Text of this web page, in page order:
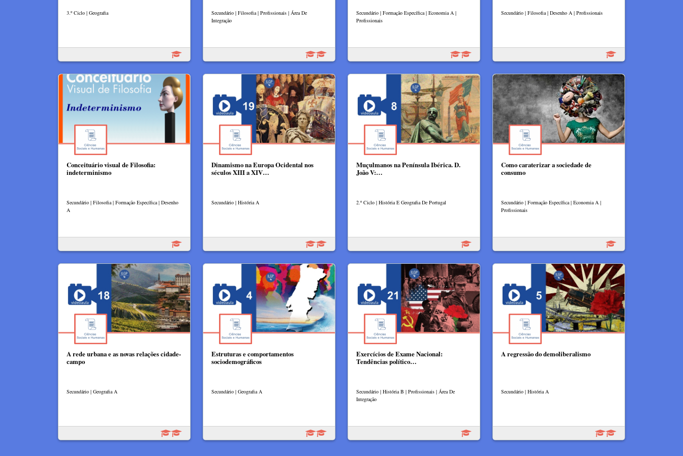
3.º Ciclo | Geografia
Secundário | Filosofia | Profissionais | Área De
Integração
Secundário | Formação Específica | Economia A |
Profissionais
Secundário | Filosofia | Desenho A | Profissionais
Conceituário visual de Filosofia:
indeterminismo
Secundário | Filosofia | Formação Específica | Desenho
A
Dinamismo na Europa Ocidental nos
séculos XIII a XIV…
Secundário | História A
Muçulmanos na Península Ibérica. D.
João V:…
2.º Ciclo | História E Geografia De Portugal
Como caraterizar a sociedade de
consumo
Secundário | Formação Específica | Economia A |
Profissionais
A rede urbana e as novas relações cidade-
campo
Secundário | Geografia A
Estruturas e comportamentos
sociodemográficos
Secundário | Geografia A
Exercícios de Exame Nacional:
Tendências político…
Secundário | História B | Profissionais | Área De
Integração
A regressão do demoliberalismo
Secundário | História A